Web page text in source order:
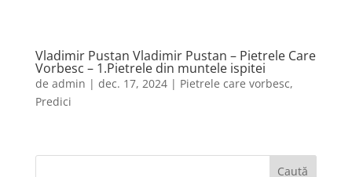
Vladimir Pustan Vladimir Pustan – Pietrele Care
Vorbesc – 1.Pietrele din muntele ispitei
de admin | dec. 17, 2024| Pietrele care vorbesc,
Predici
Caută